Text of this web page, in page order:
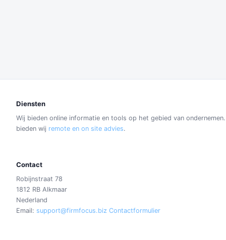
Diensten
Wij bieden online informatie en tools op het gebied van
bieden wij remote en on site advies.
Contact
Robijnstraat 78
1812 RB Alkmaar
Nederland
Email: support@firmfocus.biz Contactformulier